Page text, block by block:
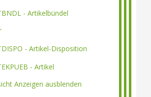
- Artikelbündel
- Artikel-Disposition
- Artikel
Anzeigen ausblenden